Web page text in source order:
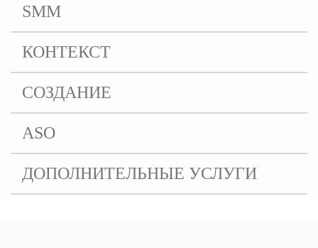
SMM
КОНТЕКСТ
СОЗДАНИЕ
ASO
ДОПОЛНИТЕЛЬНЫЕ УСЛУГИ